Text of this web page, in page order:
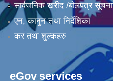
सार्वजनिक खरीद /बोलपत्र सूचना
एन, कानुन तथा निर्देशिका
कर तथा शुल्कहरु
eGov services